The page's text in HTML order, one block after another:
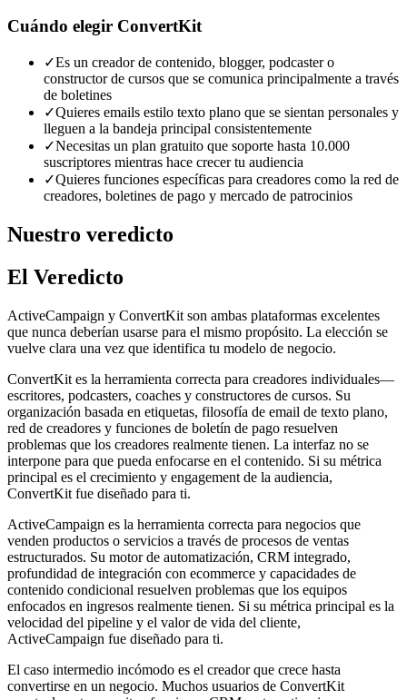
Cuándo elegir ConvertKit
✓Es un creador de contenido, blogger, podcaster o
constructor de cursos que se comunica principalmente a través
de boletines
✓Quieres emails estilo texto plano que se sientan personales y
lleguen a la bandeja principal consistentemente
✓Necesitas un plan gratuito que soporte hasta 10.000
suscriptores mientras hace crecer tu audiencia
✓Quieres funciones específicas para creadores como la red de
creadores, boletines de pago y mercado de patrocinios
Nuestro veredicto
El Veredicto
ActiveCampaign y ConvertKit son ambas plataformas excelentes
que nunca deberían usarse para el mismo propósito. La elección se
vuelve clara una vez que identifica tu modelo de negocio.
ConvertKit es la herramienta correcta para creadores individuales—
escritores, podcasters, coaches y constructores de cursos. Su
organización basada en etiquetas, filosofía de email de texto plano,
red de creadores y funciones de boletín de pago resuelven
problemas que los creadores realmente tienen. La interfaz no se
interpone para que pueda enfocarse en el contenido. Si su métrica
principal es el crecimiento y engagement de la audiencia,
ConvertKit fue diseñado para ti.
ActiveCampaign es la herramienta correcta para negocios que
venden productos o servicios a través de procesos de ventas
estructurados. Su motor de automatización, CRM integrado,
profundidad de integración con ecommerce y capacidades de
contenido condicional resuelven problemas que los equipos
enfocados en ingresos realmente tienen. Si su métrica principal es la
velocidad del pipeline y el valor de vida del cliente,
ActiveCampaign fue diseñado para ti.
El caso intermedio incómodo es el creador que crece hasta
convertirse en un negocio. Muchos usuarios de ConvertKit